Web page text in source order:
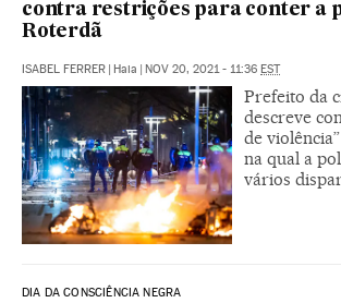
contra restrições para conter a
Roterdã
ISABEL FERRER Haia NOV 20, 2021 - 11:36 EST
Prefeito da
descreve
de
na qual a
vários
DIA DA CONSCIÊNCIA NEGRA